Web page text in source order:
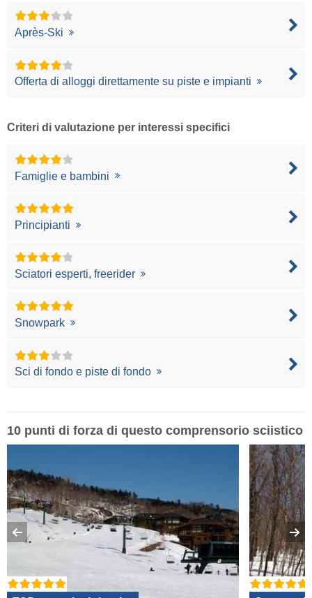
Après-Ski
Offerta di alloggi direttamente su piste e impianti
Criteri di valutazione per interessi specifici
Famiglie e bambini
Principianti
Sciatori esperti, freerider
Snowpark
Sci di fondo e piste di fondo
10 punti di forza di questo comprensorio sciistico